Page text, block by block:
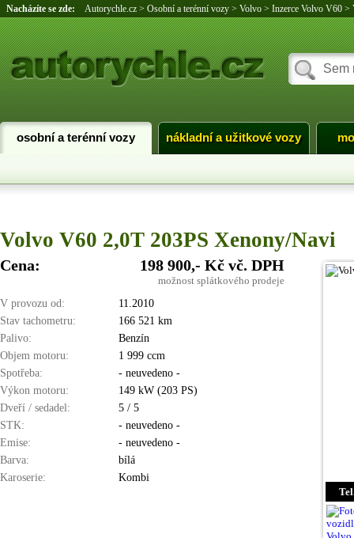
Nacházíte se zde: Autorychle.cz > Osobní a terénní vozy > Volvo > Inzerce Volvo V60 >
osobní a terénní vozy nákladní a užitkové vozy
Volvo V60 2,0T 203PS Xenony/Navi
Cena: 198 900,- Kč vč. DPH
možnost splátkového prodeje
V provozu od:
11.2010
Stav tachometru:
166 521 km
Palivo:
Benzín
Objem motoru:
1 999 ccm
Spotřeba:
- neuvedeno -
Výkon motoru:
149 kW (203 PS)
Dveří / sedadel:
5 / 5
STK:
- neuvedeno -
Emise:
- neuvedeno -
Barva:
bílá
Karoserie:
Kombi